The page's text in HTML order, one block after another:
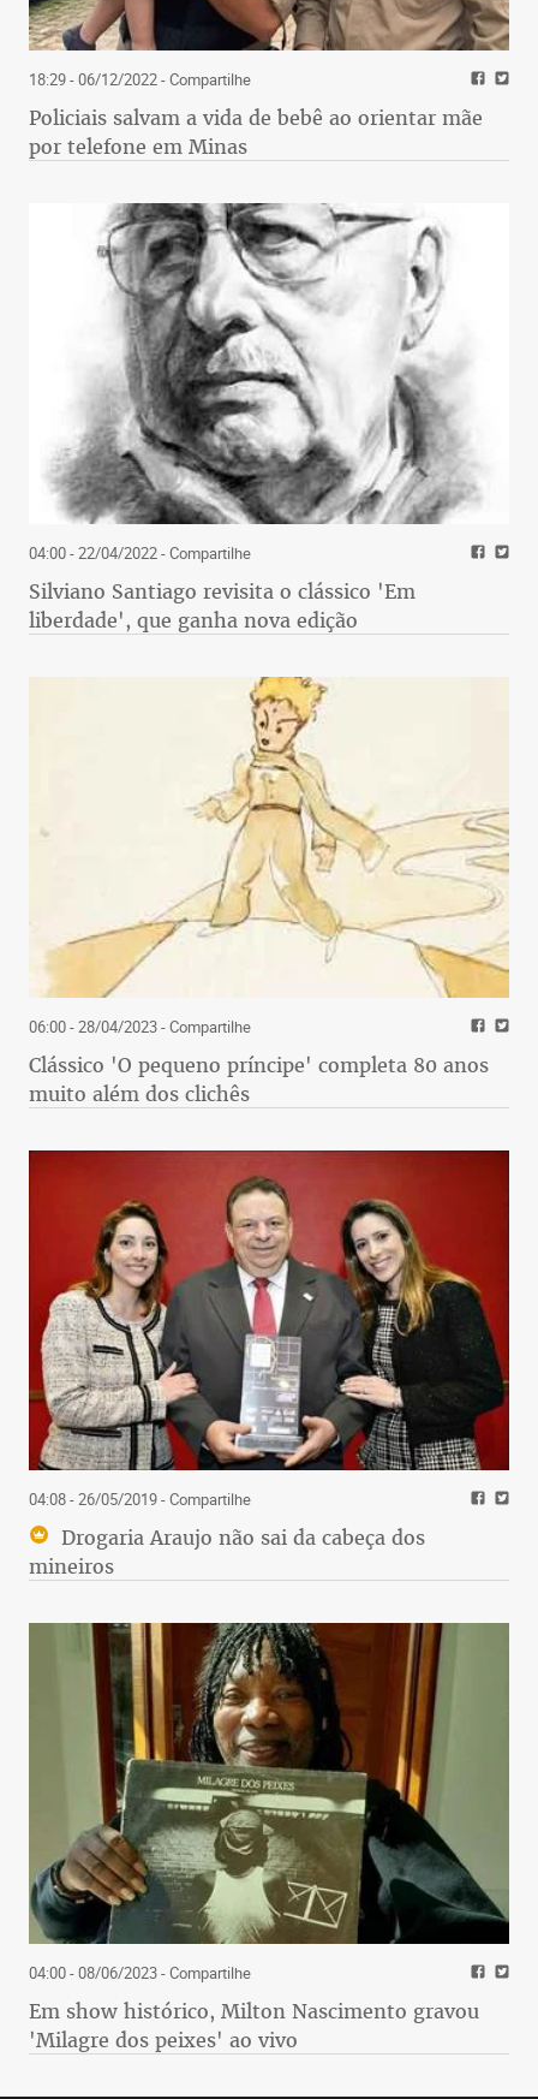
18:29 - 06/12/2022- Compartilhe
Policiais salvam a vida de bebê ao orientar mãe
por telefone em Minas
04:00 - 22/04/2022- Compartilhe
Silviano Santiago revisita o clássico 'Em
liberdade', que ganha nova edição
06:00 - 28/04/2023- Compartilhe
Clássico 'O pequeno príncipe' completa 80 anos
muito além dos clichês
04:08 - 26/05/2019- Compartilhe
Drogaria Araujo não sai da cabeça dos
mineiros
04:00 - 08/06/2023- Compartilhe
Em show histórico, Milton Nascimento gravou
'Milagre dos peixes' ao vivo